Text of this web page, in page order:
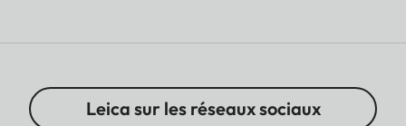
Leica sur les réseaux sociaux